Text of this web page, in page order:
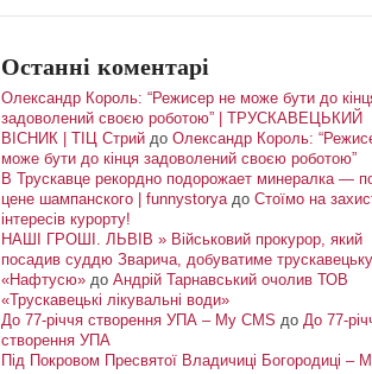
Останні коментарі
Олександр Король: “Режисер не може бути до
задоволений своєю роботою” | ТРУСКАВЕЦЬКИЙ
ВІСНИК | ТІЦ Стрийдо Олександр Король:
може бути до кінця задоволений своєю роботою”
В Трускавце рекордно подорожает минералка —
цене шампанского | funnystoryaдо Стоїмо на
інтересів курорту!
НАШІ ГРОШІ. ЛЬВІВ » Військовий прокурор, який
посадив суддю Зварича, добуватиме трускавецьку
«Нафтусю»до Андрій Тарнавський очолив ТОВ
«Трускавецькі лікувальні води»
До 77-річчя створення УПА – My CMS до До 77-
створення УПА
Під Покровом Пресвятої Владичиці Богородиці –